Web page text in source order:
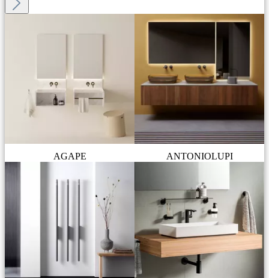
AGAPE ANTONIOLUPI